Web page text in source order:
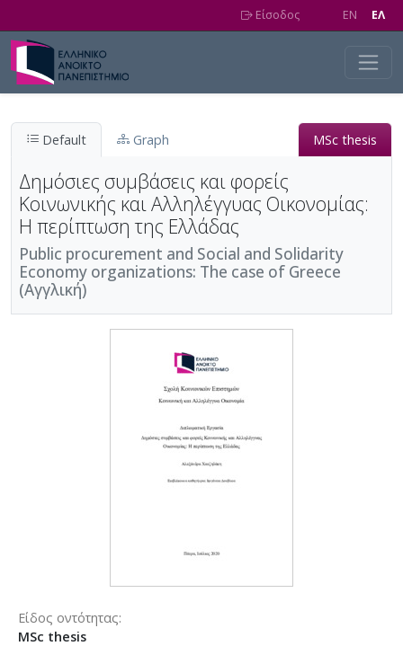
Είσοδος EN EΛ
Default Graph MSc thesis
Δημόσιες συμβάσεις και φορείς
Κοινωνικής και Αλληλέγγυας Οικονομίας:
Η περίπτωση της Ελλάδας
Public procurement and Social and Solidarity
Economy organizations: The case of Greece
(Αγγλική)
Είδος οντότητας
MSc thesis